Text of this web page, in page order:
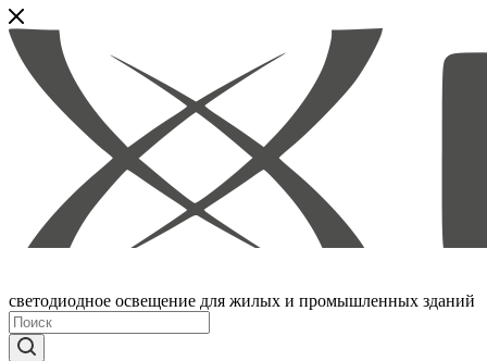
светодиодное освещение для жилых и промышленных зданий